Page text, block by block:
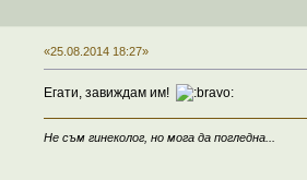
«25.08.2014 18:27»
Егати, завиждам им!
Не съм гинеколог, но мога да погледна...